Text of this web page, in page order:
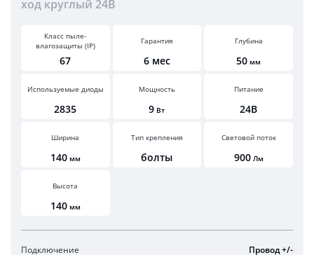
ход круглый 24В
Класс пыле-
влагозащиты (IP)
67
Гарантия
6 мес
Глубина
50 мм
Используемые диоды
2835
Мощность
9 Вт
Питание
24В
Ширина
140 мм
Тип крепления
болты
Световой поток
900 Лм
Высота
140 мм
Подключение Провод +/-